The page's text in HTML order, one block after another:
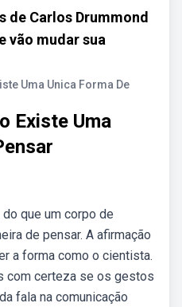
de Carlos Drummond
vão mudar sua
Uma Unica Forma De
Existe Uma
que um corpo de
de pensar. A afirmação
a forma como o cientista.
com certeza se os gestos
fala na comunicação